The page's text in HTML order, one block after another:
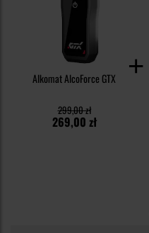
Alkomat AlcoForce GTX
269,00 zł
299,00 zł